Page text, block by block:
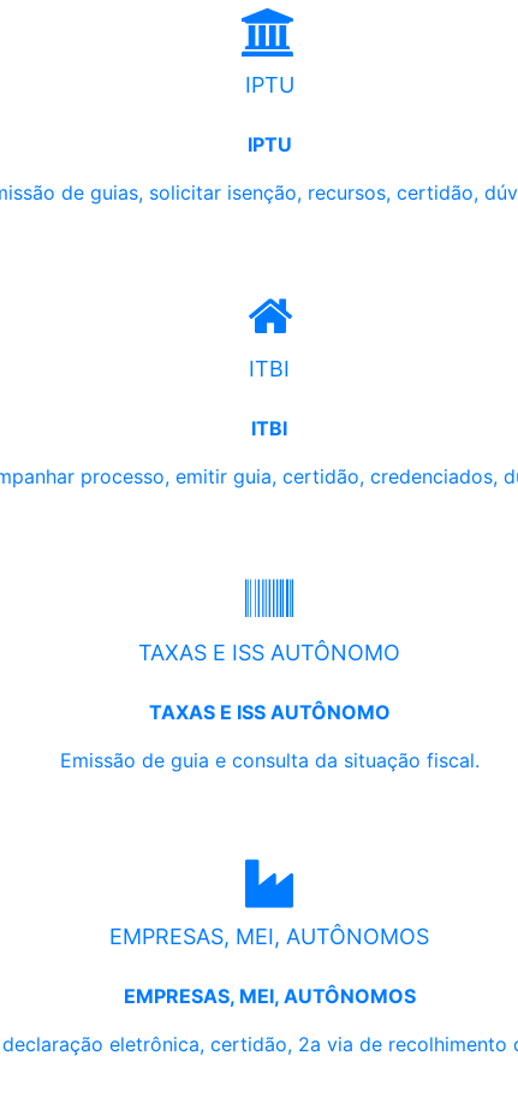
IPTU
IPTU
de guias, solicitar isenção, recursos, certidão,
ITBI
ITBI
processo, emitir guia, certidão, credenciados,
TAXAS E ISS AUTÔNOMO
TAXAS E ISS AUTÔNOMO
Emissão de guia e consulta da situação fiscal.
EMPRESAS, MEI, AUTÔNOMOS
EMPRESAS, MEI, AUTÔNOMOS
eletrônica, certidão, 2a via de recolhimento